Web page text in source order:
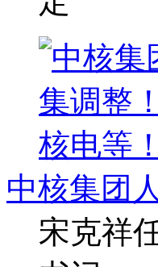
中核集团
宋克祥